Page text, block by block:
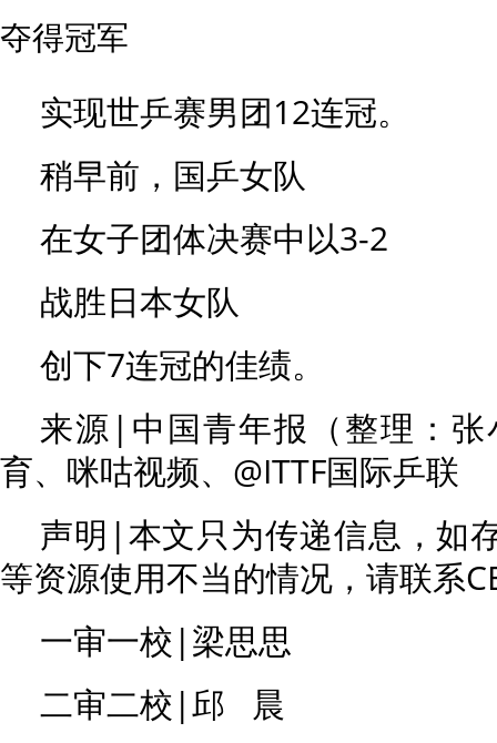
夺得冠军
实现世乒赛男团12连冠。
稍早前，国乒女队
在女子团体决赛中以3-2
战胜日本女队
创下7连冠的佳绩。
来源|中国青年报（整理：
育、咪咕视频、@ITTF国际乒联
声明|本文只为传递信息，如
等资源使用不当的情况，请联系
一审一校|梁思思
二审二校|邱 晨